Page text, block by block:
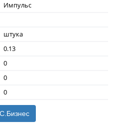
Импульс
штука
0.13
0
0
0